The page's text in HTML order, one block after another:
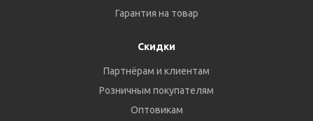
Гарантия на товар
Скидки
Партнёрам и клиентам
Розничным покупателям
Оптовикам